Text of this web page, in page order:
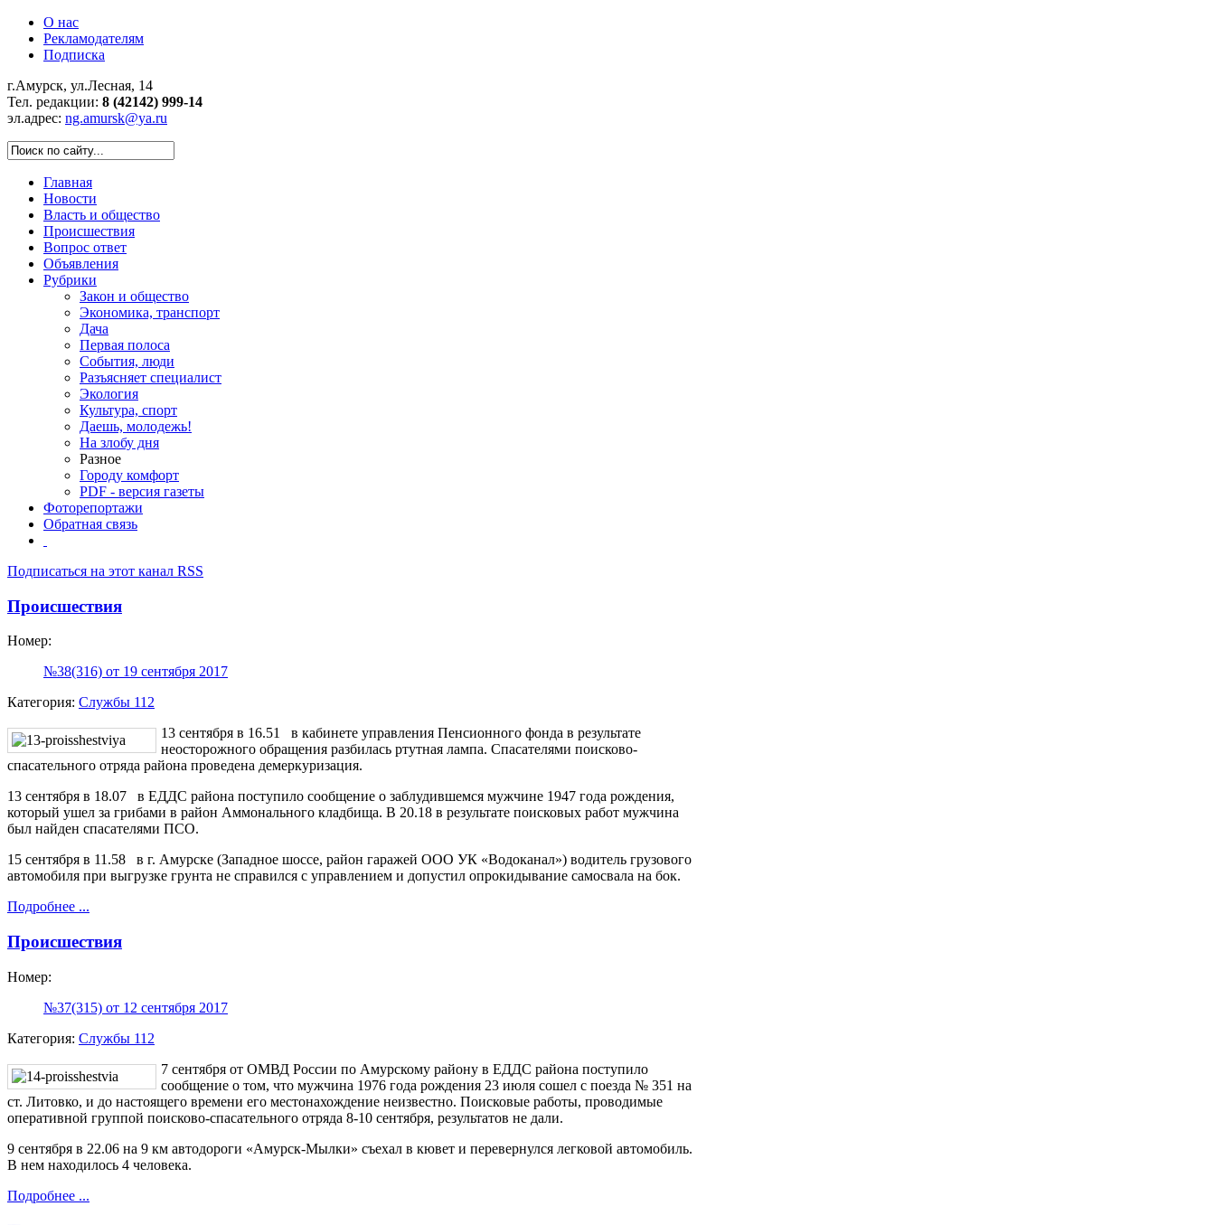
О нас
Рекламодателям
Подписка
г.Амурск, ул.Лесная, 14
Тел. редакции: 8 (42142) 999-14
эл.адрес: ng.amursk@ya.ru
Главная
Новости
Власть и общество
Происшествия
Вопрос ответ
Объявления
Рубрики
Закон и общество
Экономика, транспорт
Дача
Первая полоса
События, люди
Разъясняет специалист
Экология
Культура, спорт
Даешь, молодежь!
На злобу дня
Разное
Городу комфорт
PDF - версия газеты
Фоторепортажи
Обратная связь
Подписаться на этот канал RSS
Происшествия
Номер:
№38(316) от 19 сентября 2017
Категория: Службы 112
13 сентября в 16.51 в кабинете управления Пенсионного фонда в результате
неосторожного обращения разбилась ртутная лампа. Спасателями поисково-
спасательного отряда района проведена демеркуризация.
13 сентября в 18.07 в ЕДДС района поступило сообщение о заблудившемся мужчине 1947 года рождения,
который ушел за грибами в район Аммонального кладбища. В 20.18 в результате поисковых работ мужчина
был найден спасателями ПСО.
15 сентября в 11.58 в г. Амурске (Западное шоссе, район гаражей ООО УК «Водоканал») водитель грузового
автомобиля при выгрузке грунта не справился с управлением и допустил опрокидывание самосвала на бок.
Подробнее ...
Происшествия
Номер:
№37(315) от 12 сентября 2017
Категория: Службы 112
7 сентября от ОМВД России по Амурскому району в ЕДДС района поступило
сообщение о том, что мужчина 1976 года рождения 23 июля сошел с поезда № 351 на
ст. Литовко, и до настоящего времени его местонахождение неизвестно. Поисковые работы, проводимые
оперативной группой поисково-спасательного отряда 8-10 сентября, результатов не дали.
9 сентября в 22.06 на 9 км автодороги «Амурск-Мылки» съехал в кювет и перевернулся легковой автомобиль.
В нем находилось 4 человека.
Подробнее ...